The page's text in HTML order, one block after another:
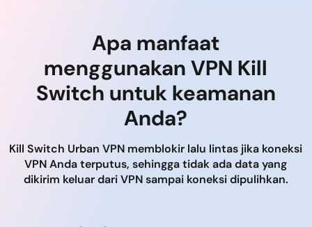
Apa manfaat
menggunakan VPN Kill
Switch untuk keamanan
Anda?
Kill Switch Urban VPN memblokir lalu lintas jika koneksi
VPN Anda terputus, sehingga tidak ada data yang
dikirim keluar dari VPN sampai koneksi dipulihkan.